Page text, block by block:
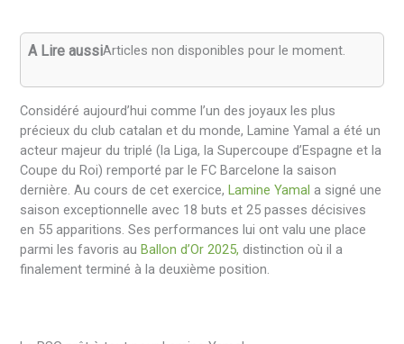
A Lire aussiArticles non disponibles pour le moment.
Considéré aujourd’hui comme l’un des joyaux les plus
précieux du club catalan et du monde, Lamine Yamal a été un
acteur majeur du triplé (la Liga, la Supercoupe d’Espagne et la
Coupe du Roi) remporté par le FC Barcelone la saison
dernière. Au cours de cet exercice,Lamine Yamal a signé une
saison exceptionnelle avec 18 buts et 25 passes décisives
en 55 apparitions. Ses performances lui ont valu une place
parmi les favoris auBallon d’Or 2025, distinction où il a
finalement terminé à la deuxième position.